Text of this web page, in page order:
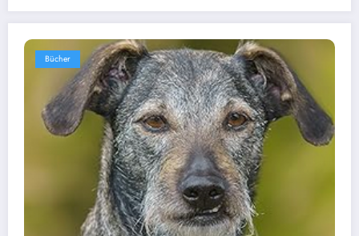
Bücher